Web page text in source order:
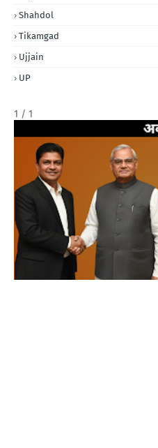
Shahdol
Tikamgad
Ujjain
UP
1 / 1